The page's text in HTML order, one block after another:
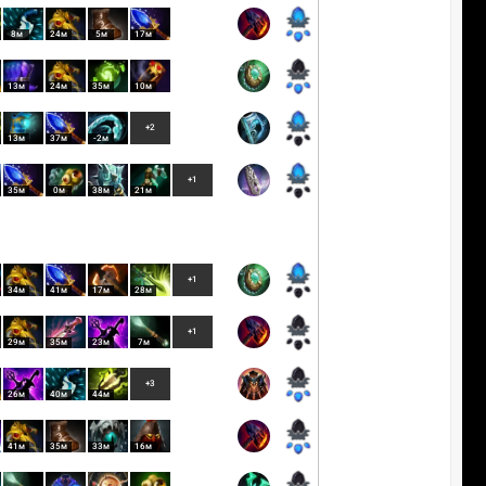
8м 24м 5м 17м
13м 24м 35м 10м
13м 37м -2м
+2
35м 0м 38м 21м
+1
34м 41м 17м 28м
+1
29м 35м 23м 7м
+1
26м 40м 44м
+3
41м 35м 33м 16м